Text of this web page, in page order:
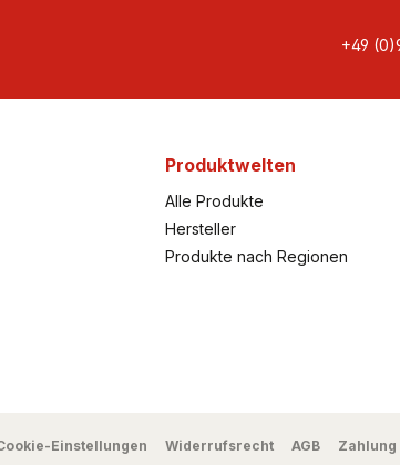
+49
Produktwelten
Alle Produkte
Hersteller
Produkte nach Regionen
Einstellungen Widerrufsrecht AGB Zahlung